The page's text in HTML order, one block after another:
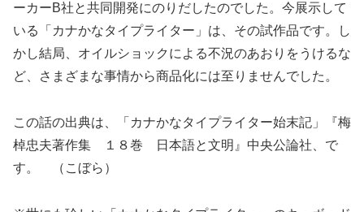
ーカーB社と共同開発にのりだしたのでした。今展示して
いる「カナかなタイプライター」は、その試作品です。し
かし結局、オイルショックによる不況のあおりをうけるな
ど、さまざまな事情から商品化には至りませんでした。
この話の出典は、「カナかなタイプライター始末記」『梅
棹忠夫著作集 １８巻 日本語と文明』中央公論社、で
す。 （こぼら）